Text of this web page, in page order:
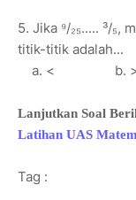
5. Jika ⁹/₂₅..... ³/₅,
titik-titik adalah...
a. <
Lanjutkan Soal
Latihan UAS
Tag :